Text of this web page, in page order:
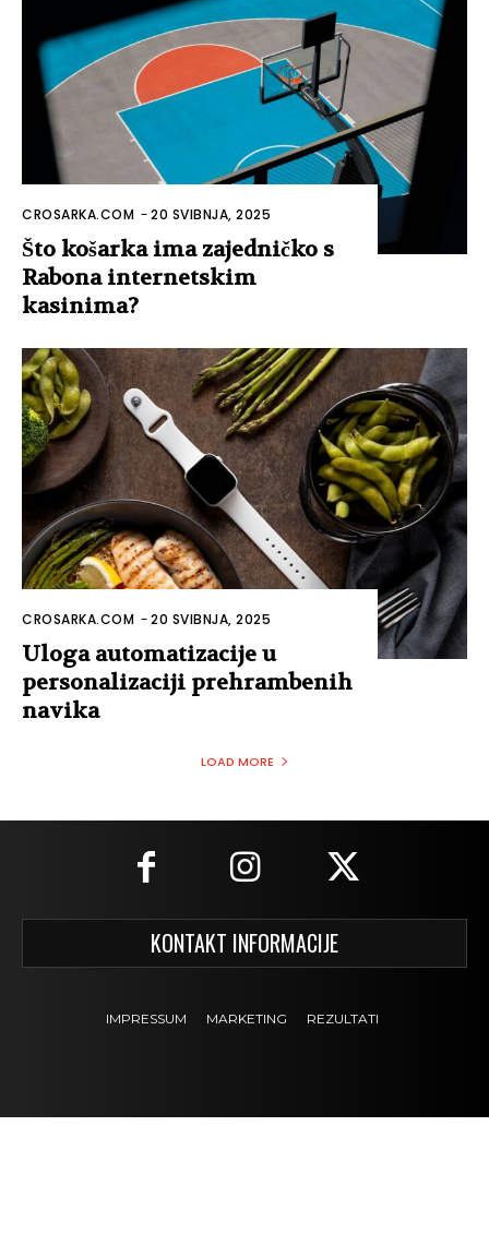
CROSARKA.COM -20 SVIBNJA, 2025
Što košarka ima zajedničko s
Rabona internetskim
kasinima?
CROSARKA.COM -20 SVIBNJA, 2025
Uloga automatizacije u
personalizaciji prehrambenih
navika
LOAD MORE
KONTAKT INFORMACIJE
IMPRESSUM MARKETING REZULTATI